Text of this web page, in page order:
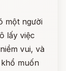
một người
lấy việc
vui, và
muốn